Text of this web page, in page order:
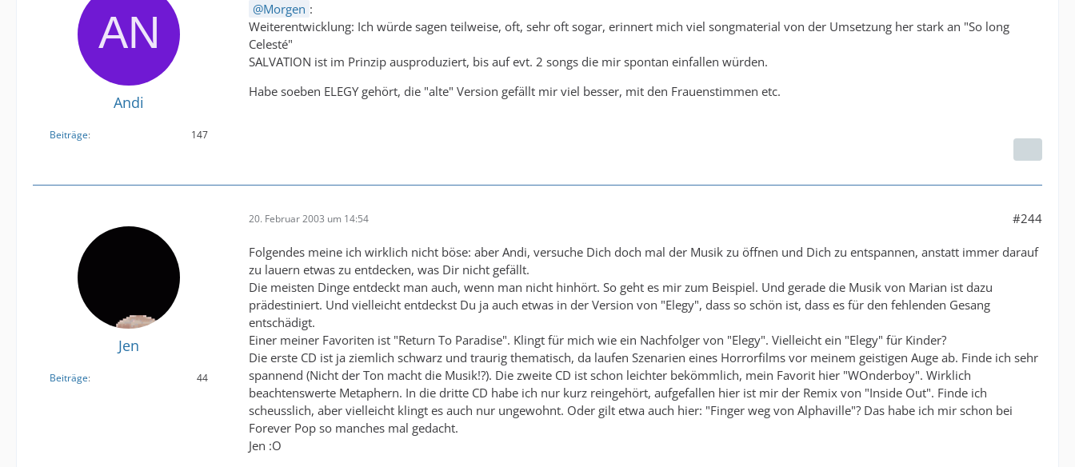
Andi
Beiträge 147
Morgen :
Weiterentwicklung: Ich würde sagen teilweise, oft, sehr oft sogar, erinnert mich viel songmaterial von der Umsetzung her stark an "So long
Celesté"
SALVATION ist im Prinzip ausproduziert, bis auf evt. 2 songs die mir spontan einfallen würden.
Habe soeben ELEGY gehört, die "alte" Version gefällt mir viel besser, mit den Frauenstimmen etc.
Jen
Beiträge 44
20. Februar 2003 um 14:54 #244
Folgendes meine ich wirklich nicht böse: aber Andi, versuche Dich doch mal der Musik zu öffnen und Dich zu entspannen, anstatt immer darauf
zu lauern etwas zu entdecken, was Dir nicht gefällt.
Die meisten Dinge entdeckt man auch, wenn man nicht hinhört. So geht es mir zum Beispiel. Und gerade die Musik von Marian ist dazu
prädestiniert. Und vielleicht entdeckst Du ja auch etwas in der Version von "Elegy", dass so schön ist, dass es für den fehlenden Gesang
entschädigt.
Einer meiner Favoriten ist "Return To Paradise". Klingt für mich wie ein Nachfolger von "Elegy". Vielleicht ein "Elegy" für Kinder?
Die erste CD ist ja ziemlich schwarz und traurig thematisch, da laufen Szenarien eines Horrorfilms vor meinem geistigen Auge ab. Finde ich sehr
spannend (Nicht der Ton macht die Musik!?). Die zweite CD ist schon leichter bekömmlich, mein Favorit hier "WOnderboy". Wirklich
beachtenswerte Metaphern. In die dritte CD habe ich nur kurz reingehört, aufgefallen hier ist mir der Remix von "Inside Out". Finde ich
scheusslich, aber vielleicht klingt es auch nur ungewohnt. Oder gilt etwa auch hier: "Finger weg von Alphaville"? Das habe ich mir schon bei
Forever Pop so manches mal gedacht.
Jen :O